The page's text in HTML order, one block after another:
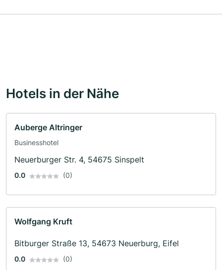
Hotels in der Nähe
Auberge Altringer
Businesshotel
Neuerburger Str. 4, 54675 Sinspelt
0.0 (0)
Wolfgang Kruft
Bitburger Straße 13, 54673 Neuerburg, Eifel
0.0 (0)